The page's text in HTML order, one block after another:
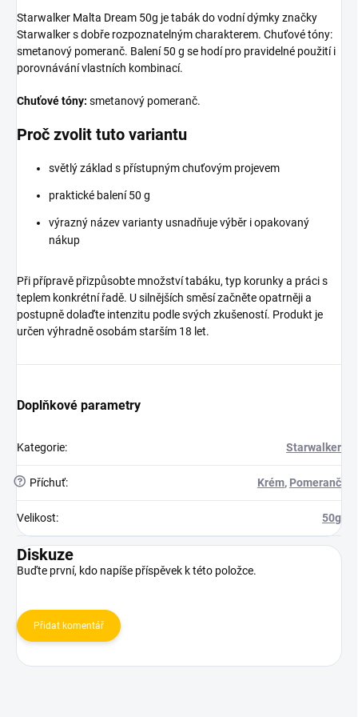
Starwalker Malta Dream 50g je tabák do vodní dýmky značky
Starwalker s dobře rozpoznatelným charakterem. Chuťové tóny:
smetanový pomeranč. Balení 50 g se hodí pro pravidelné použití i
porovnávání vlastních kombinací.
Chuťové tóny: smetanový pomeranč.
Proč zvolit tuto variantu
světlý základ s přístupným chuťovým projevem
praktické balení 50 g
výrazný název varianty usnadňuje výběr i opakovaný
nákup
Při přípravě přizpůsobte množství tabáku, typ korunky a práci s
teplem konkrétní řadě. U silnějších směsí začněte opatrněji a
postupně dolaďte intenzitu podle svých zkušeností. Produkt je
určen výhradně osobám starším 18 let.
Doplňkové parametry
Kategorie: Starwalker
? Příchuť: Krém, Pomeranč
Velikost: 50g
Diskuze
Buďte první, kdo napíše příspěvek k této položce.
Přidat komentář